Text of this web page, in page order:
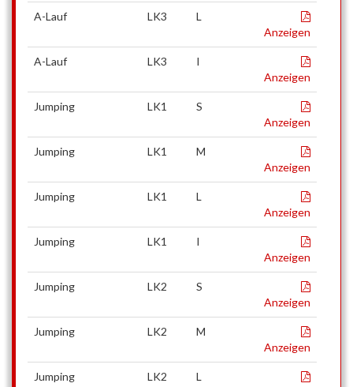
A-Lauf LK3
L
Anzeigen
A-Lauf LK3
I
Anzeigen
Jumping LK1
S
Anzeigen
Jumping LK1
M
Anzeigen
Jumping LK1
L
Anzeigen
Jumping LK1
I
Anzeigen
Jumping LK2
S
Anzeigen
Jumping LK2
M
Anzeigen
Jumping LK2
L